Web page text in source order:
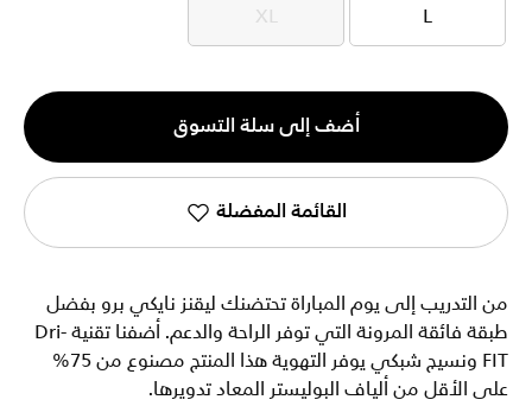
L
L
XL
XL
الكمية
1
أضف إلى سلة التسوق
القائمة المفضلة
من التدريب إلى يوم المباراة تحتضنك ليقنز نايكي برو بفضل
طبقة فائقة المرونة التي توفر الراحة والدعم. أضفنا تقنية Dri-
FIT ونسيج شبكي يوفر التهوية هذا المنتج مصنوع من 75%
على الأقل من ألياف البوليستر المعاد تدويرها.